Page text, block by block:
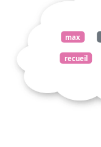
max
recueil